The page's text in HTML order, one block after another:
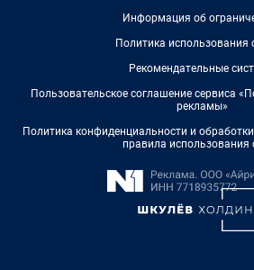
Информация об
Политика использования
Рекомендательные
Пользовательское соглашение сервиса
рекламы»
Политика конфиденциальности и
правила использования